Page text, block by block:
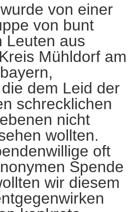
von einer
von bunt
Leuten aus
Mühldorf am
dem Leid der
schrecklichen
nicht
wollten.
oft
Spende
wir diesem